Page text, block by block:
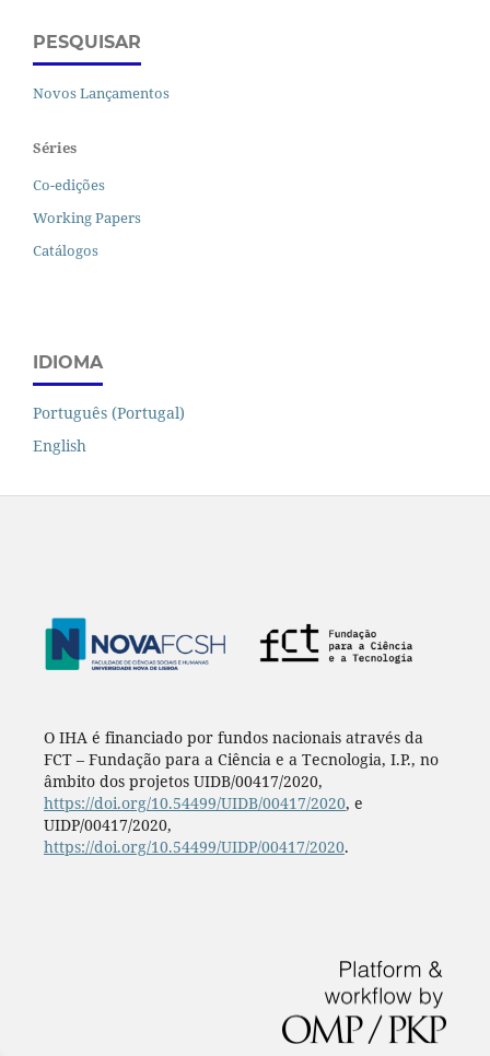
PESQUISAR
Novos Lançamentos
Séries
Co-edições
Working Papers
Catálogos
IDIOMA
Português (Portugal)
English
O IHA é financiado por fundos nacionais através da
FCT – Fundação para a Ciência e a Tecnologia, I.P., no
âmbito dos projetos UIDB/00417/2020,
https://doi.org/10.54499/UIDB/00417/2020, e
UIDP/00417/2020,
https://doi.org/10.54499/UIDP/00417/2020.